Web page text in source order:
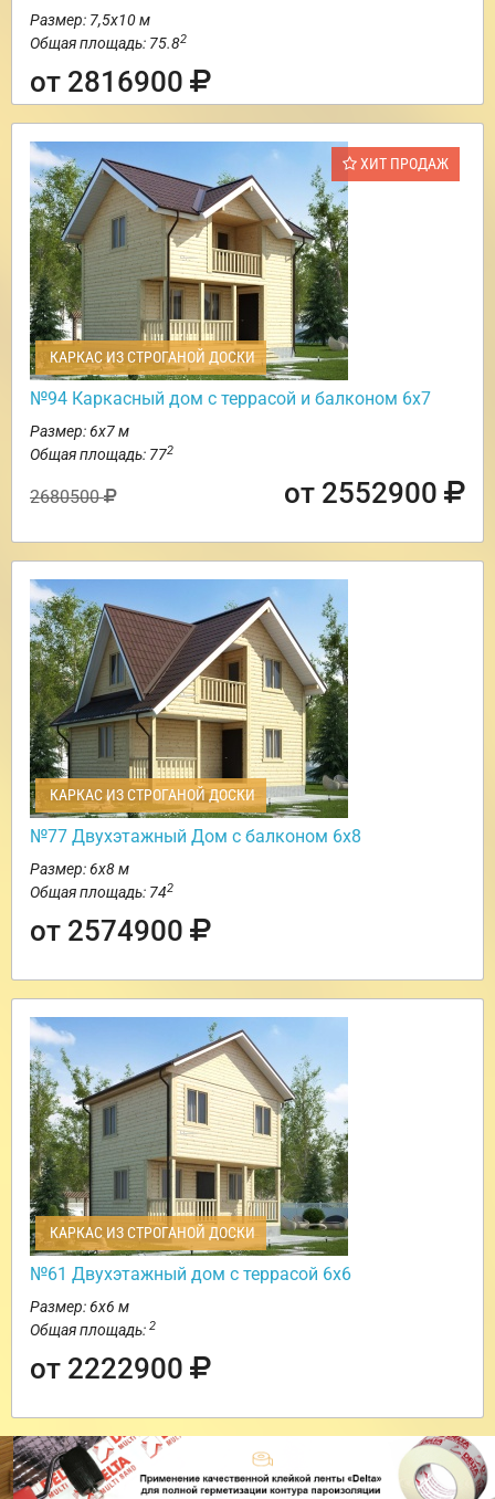
Размер: 7,5х10 м
Общая площадь: 75.82
от 2816900
ХИТ ПРОДАЖ
КАРКАС ИЗ СТРОГАНОЙ ДОСКИ
№94 Каркасный дом с террасой и балконом 6х7
Размер: 6х7 м
Общая площадь: 772
2680500 от 2552900
КАРКАС ИЗ СТРОГАНОЙ ДОСКИ
№77 Двухэтажный Дом с балконом 6х8
Размер: 6х8 м
Общая площадь: 742
от 2574900
КАРКАС ИЗ СТРОГАНОЙ ДОСКИ
№61 Двухэтажный дом с террасой 6х6
Размер: 6х6 м
Общая площадь: 2
от 2222900